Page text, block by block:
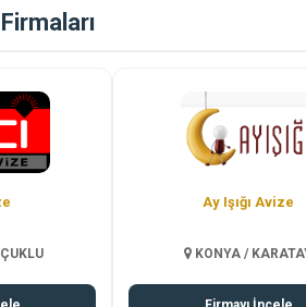
ve aydınlatma firmaları
Ay Işığı Avize
KONYA /